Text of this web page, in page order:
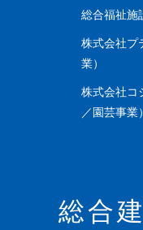
総合福祉施
株式会社プ
業）
株式会社コ
／園芸事業）
総合